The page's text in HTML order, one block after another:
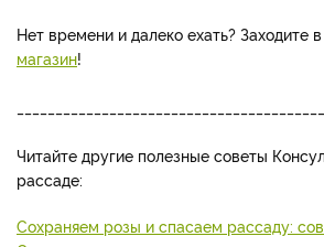
Нет времени и далеко ехать? Заходите
магазин!
Читайте другие полезные советы
рассаде:
Сохраняем розы и спасаем рассаду: